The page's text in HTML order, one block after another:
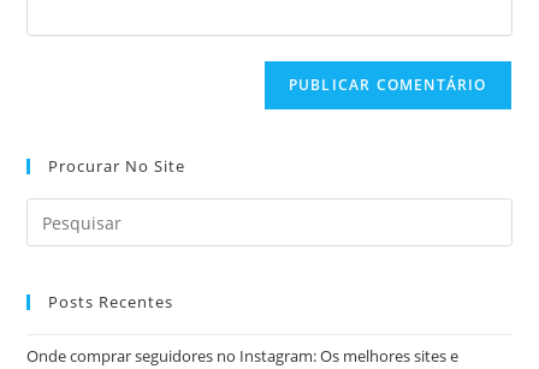
Procurar No Site
Posts Recentes
Onde comprar seguidores no Instagram: Os melhores sites e